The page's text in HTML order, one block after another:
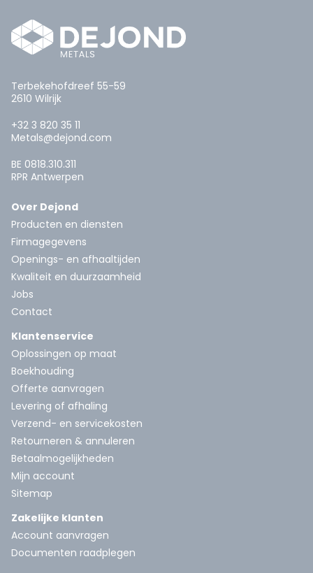
Terbekehofdreef 55-59
2610 Wilrijk
+32 3 820 35 11
Metals@dejond.com
BE 0818.310.311
RPR Antwerpen
Over Dejond
Producten en diensten
Firmagegevens
Openings- en afhaaltijden
Kwaliteit en duurzaamheid
Jobs
Contact
Klantenservice
Oplossingen op maat
Boekhouding
Offerte aanvragen
Levering of afhaling
Verzend- en servicekosten
Retourneren & annuleren
Betaalmogelijkheden
Mijn account
Sitemap
Zakelijke klanten
Account aanvragen
Documenten raadplegen